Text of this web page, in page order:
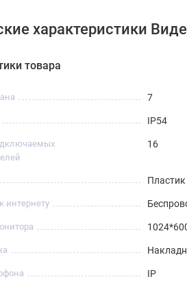
характеристики
товара
7
IP54
16
Пластик
интернету
IP